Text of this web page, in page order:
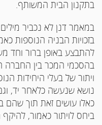
בתקנון הבית המשותף.
במאמר דנן לא נכביר
בזכויות הבניה הנוספות
להתבצע באופן ברור וחד
בהסכמי המכר בין החברה
ויתור של בעלי היחידות
נושא שנעשה כלאחר יד,
כאלו עושים זאת תוך שהם
ביחס לויתור כאמור, להיקף